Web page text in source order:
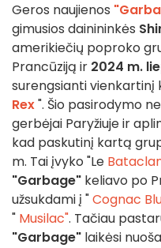
Geros naujienos
gimusios dainininkės
amerikiečių poproko
Prancūziją ir 2024 m.
surengsianti vienkartinį
Rex". Šio pasirodymo
gerbėjai Paryžiuje ir
kad paskutinį kartą
m. Tai įvyko "Le
"Garbage" keliavo po
užsukdami į "Cognac
" Musilac". Tačiau
"Garbage" laikėsi